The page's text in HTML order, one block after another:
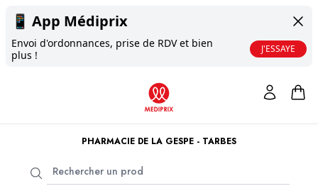
📱 App Médiprix
Envoi d'ordonnances, prise de RDV et bien
plus !
J'ESSAYE
PHARMACIE DE LA GESPE - TARBES